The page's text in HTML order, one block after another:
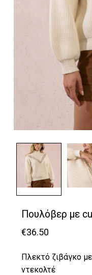
Πουλόβερ με
€36.50
Πλεκτό ζιβάγκο
ντεκολτέ